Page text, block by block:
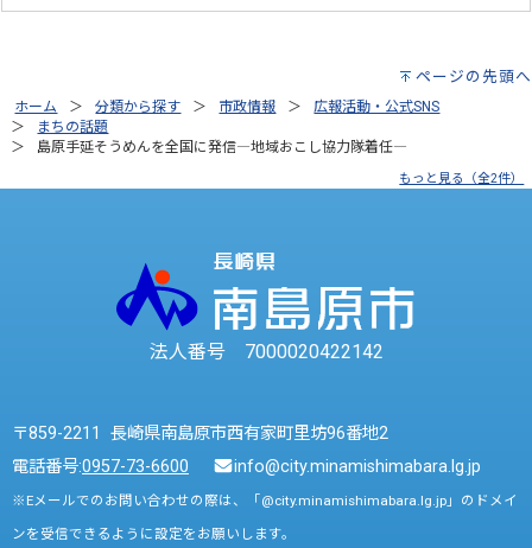
ページの先頭へ
ホーム 分類から探す 市政情報
広報活動・公式SNS
まちの話題
島原手延そうめんを全国に発信―地域おこし協力隊着任―
もっと見る（全2件）
法人番号 7000020422142
〒859-2211 長崎県南島原市西有家町里坊96番地2
電話番号:0957-73-6600 info@city.minamishimabara.lg.jp
※Eメールでのお問い合わせの際は、「@city.minamishimabara.lg.jp」のドメイ
ンを受信できるように設定をお願いします。